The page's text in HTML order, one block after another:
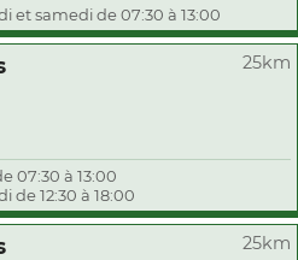
et samedi de 07:30 à 13:00
25km
07:30 à 13:00
de 12:30 à 18:00
25km